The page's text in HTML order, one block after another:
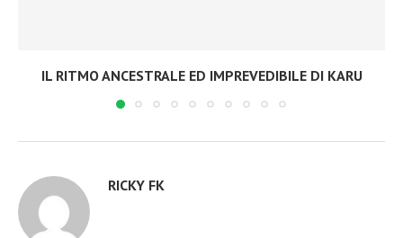
IL RITMO ANCESTRALE ED IMPREVEDIBILE DI KARU
RICKY FK